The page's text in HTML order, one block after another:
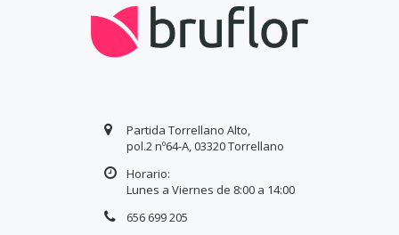
Partida Torrellano Alto,
pol.2 nº64-A, 03320 Torrellano
Horario:
Lunes a Viernes de 8:00 a 14:00
656 699 205